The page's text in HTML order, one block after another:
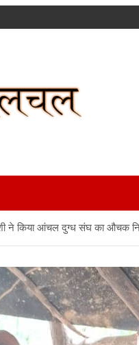
ने किया आंचल दुग्ध संघ का औचक